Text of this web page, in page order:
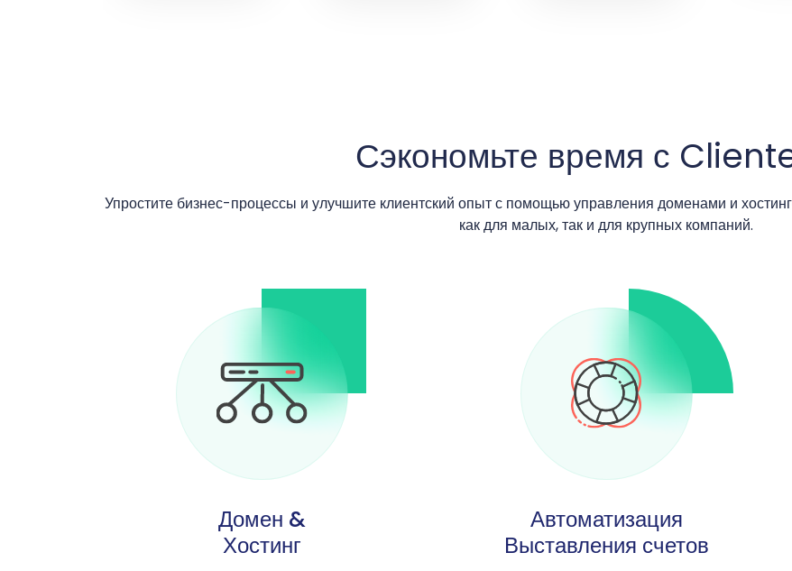
Сэкономьте время с
Упростите бизнес-процессы и улучшите клиентский опыт с помощью управления доменами и
как для малых, так и для крупных компаний.
Домен &
Хостинг
Автоматизация
Выставления счетов